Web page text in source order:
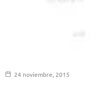
24 noviembre, 2015